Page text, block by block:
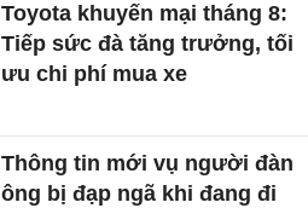
Toyota khuyến mại tháng 8:
Tiếp sức đà tăng trưởng, tối
ưu chi phí mua xe
Thông tin mới vụ người đàn
ông bị đạp ngã khi đang đi